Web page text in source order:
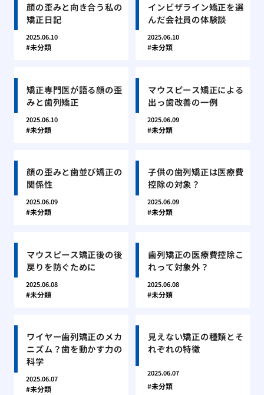
顔の歪みと向き合う私の
矯正日記
2025.06.10
未分類
インビザライン矯正を選
んだ会社員の体験談
2025.06.10
未分類
矯正専門医が語る顔の歪
みと歯列矯正
2025.06.10
未分類
マウスピース矯正による
出っ歯改善の一例
2025.06.09
未分類
顔の歪みと歯並び矯正の
関係性
2025.06.09
未分類
子供の歯列矯正は医療費
控除の対象？
2025.06.09
未分類
マウスピース矯正後の後
戻りを防ぐために
2025.06.08
未分類
歯列矯正の医療費控除こ
れって対象外？
2025.06.08
未分類
ワイヤー歯列矯正のメカ
ニズム？歯を動かす力の
科学
2025.06.07
未分類
見えない矯正の種類とそ
れぞれの特徴
2025.06.07
未分類